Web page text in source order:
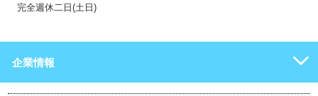
完全週休二日(土日)
企業情報